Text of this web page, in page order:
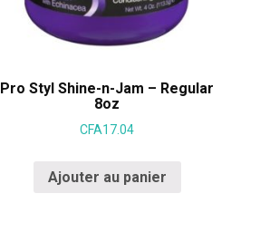
Pro Styl Shine-n-Jam – Regular
8oz
CFA17.04
Ajouter au panier